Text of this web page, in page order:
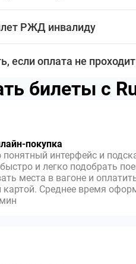
РЖД инвалиду
если оплата не проходит
билеты с
покупка
понятный интерфейс и
и легко подобрать
места в вагоне и
картой. Среднее время